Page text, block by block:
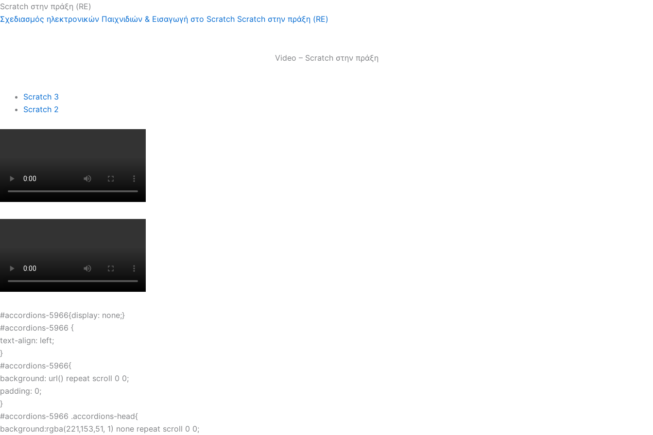
Scratch στην πράξη (RE)
Σχεδιασμός ηλεκτρονικών Παιχνιδιών & Εισαγωγή στο Scratch Scratch στην πράξη (RE)
Video – Scratch στην πράξη
Scratch 3
Scratch 2
#accordions-5966{display: none;}
#accordions-5966 {
text-align: left;
}
#accordions-5966{
background: url() repeat scroll 0 0;
padding: 0;
}
#accordions-5966 .accordions-head{
background:rgba(221,153,51, 1) none repeat scroll 0 0;